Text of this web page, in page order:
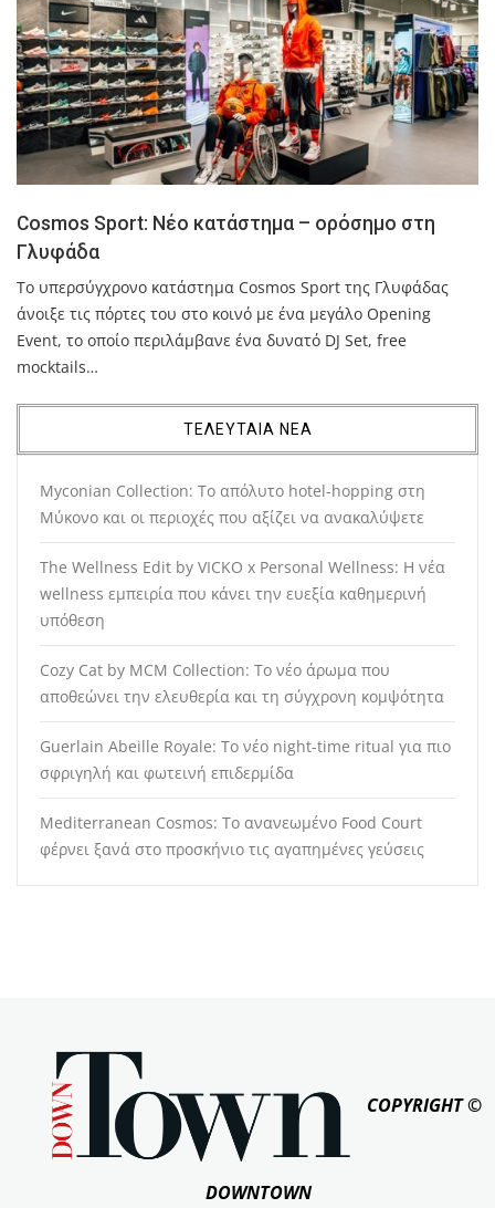
Cosmos Sport: Νέο κατάστημα – ορόσημο στη
Γλυφάδα
Το υπερσύγχρονο κατάστημα Cosmos Sport της Γλυφάδας
άνοιξε τις πόρτες του στο κοινό με ένα μεγάλο Opening
Event, το οποίο περιλάμβανε ένα δυνατό DJ Set, free
mocktails…
ΤΕΛΕΥΤΑΙΑ ΝΕΑ
Myconian Collection: Το απόλυτο hotel-hopping στη
Μύκονο και οι περιοχές που αξίζει να ανακαλύψετε
The Wellness Edit by VICKO x Personal Wellness: Η νέα
wellness εμπειρία που κάνει την ευεξία καθημερινή
υπόθεση
Cozy Cat by MCM Collection: Το νέο άρωμα που
αποθεώνει την ελευθερία και τη σύγχρονη κομψότητα
Guerlain Abeille Royale: Το νέο night-time ritual για πιο
σφριγηλή και φωτεινή επιδερμίδα
Mediterranean Cosmos: Το ανανεωμένο Food Court
φέρνει ξανά στο προσκήνιο τις αγαπημένες γεύσεις
COPYRIGHT ©
DOWNTOWN